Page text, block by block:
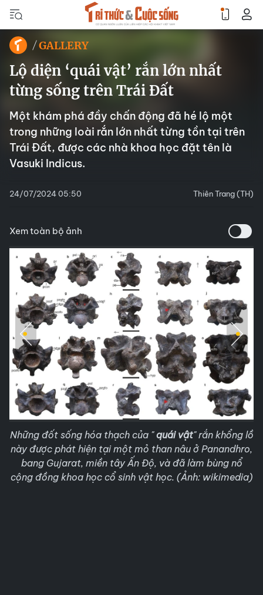
GALLERY
Lộ diện ‘quái vật’ rắn lớn nhất
từng sống trên Trái Đất
Một khám phá đầy chấn động đã hé lộ một
trong những loài rắn lớn nhất từng tồn tại trên
Trái Đất, được các nhà khoa học đặt tên là
Vasuki Indicus.
24/07/2024 05:50 Thiên Trang (TH)
Xem toàn bộ ảnh
Những đốt sống hóa thạch của "quái vật" rắn khổng lồ
này được phát hiện tại một mỏ than nâu ở Panandhro,
bang Gujarat, miền tây Ấn Độ, và đã làm bùng nổ
cộng đồng khoa học cổ sinh vật học. (Ảnh: wikimedia)